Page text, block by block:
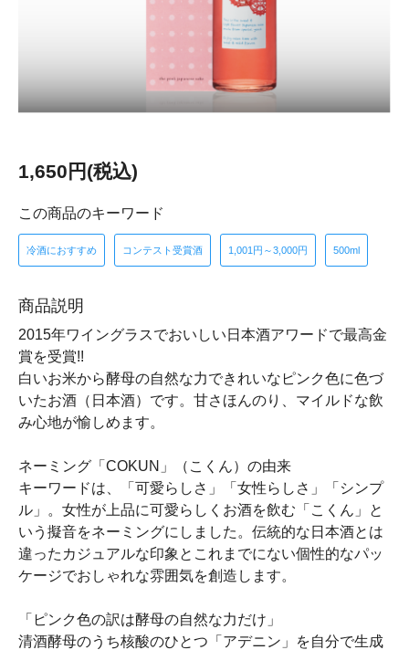
1,650円(税込)
この商品のキーワード
冷酒におすすめ コンテスト受賞酒 1,001円～3,000円 500ml
商品説明
2015年ワイングラスでおいしい日本酒アワードで最高金
賞を受賞!!
白いお米から酵母の自然な力できれいなピンク色に色づ
いたお酒（日本酒）です。甘さほんのり、マイルドな飲
み心地が愉しめます。
ネーミング「COKUN」（こくん）の由来
キーワードは、「可愛らしさ」「女性らしさ」「シンプ
ル」。女性が上品に可愛らしくお酒を飲む「こくん」と
いう擬音をネーミングにしました。伝統的な日本酒とは
違ったカジュアルな印象とこれまでにない個性的なパッ
ケージでおしゃれな雰囲気を創造します。
「ピンク色の訳は酵母の自然な力だけ」
清酒酵母のうち核酸のひとつ「アデニン」を自分で生成